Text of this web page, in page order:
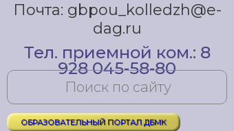
Почта: gbpou_kolledzh@e-
dag.ru
Тел. приемной ком.: 8
928 045-58-80
ОБРАЗОВАТЕЛЬНЫЙ ПОРТАЛ ДБМК